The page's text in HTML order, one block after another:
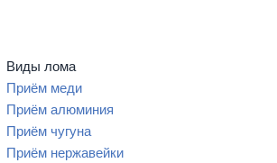
Виды лома
Приём меди
Приём алюминия
Приём чугуна
Приём нержавейки